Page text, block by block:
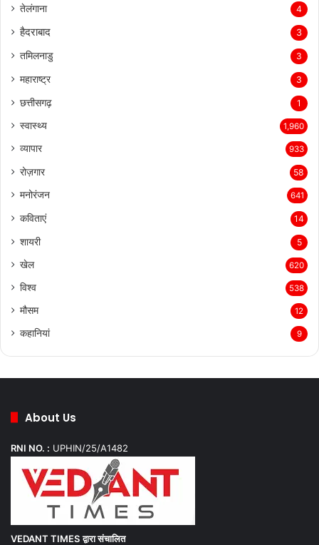
तेलंगाना 4
हैदराबाद 3
तमिलनाडु 3
महाराष्ट्र 3
छत्तीसगढ़ 1
स्वास्थ्य 1,960
व्यापार 933
रोज़गार 58
मनोरंजन 641
कविताएं 14
शायरी 5
खेल 620
विश्व 538
मौसम 12
कहानियां 9
About Us
RNI NO. : UPHIN/25/A1482
VEDANT TIMES द्वारा संचालित